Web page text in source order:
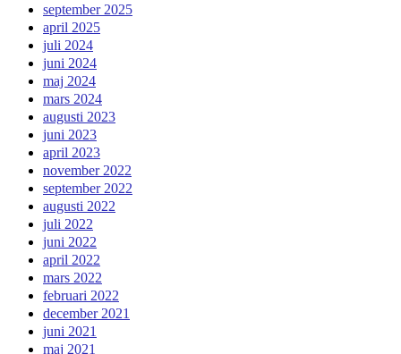
september 2025
april 2025
juli 2024
juni 2024
maj 2024
mars 2024
augusti 2023
juni 2023
april 2023
november 2022
september 2022
augusti 2022
juli 2022
juni 2022
april 2022
mars 2022
februari 2022
december 2021
juni 2021
maj 2021